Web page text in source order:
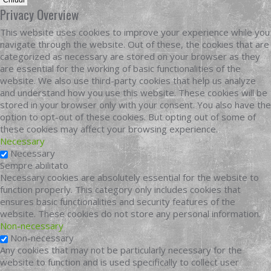
Privacy Overview
This website uses cookies to improve your experience while you
navigate through the website. Out of these, the cookies that are
categorized as necessary are stored on your browser as they
are essential for the working of basic functionalities of the
website. We also use third-party cookies that help us analyze
and understand how you use this website. These cookies will be
stored in your browser only with your consent. You also have the
option to opt-out of these cookies. But opting out of some of
these cookies may affect your browsing experience.
Necessary
Necessary
Sempre abilitato
Necessary cookies are absolutely essential for the website to
function properly. This category only includes cookies that
ensures basic functionalities and security features of the
website. These cookies do not store any personal information.
Non-necessary
Non-necessary
Any cookies that may not be particularly necessary for the
website to function and is used specifically to collect user